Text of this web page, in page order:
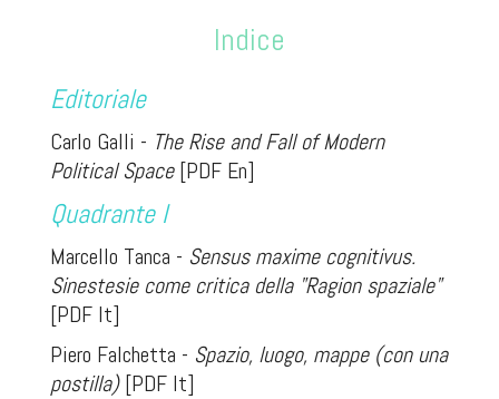
Indice
Editoriale
Carlo Galli - The Rise and Fall of Modern
Political Space[PDF En]
Quadrante I
Marcello Tanca - Sensus maxime cognitivus.
Sinestesie come critica della "Ragion spaziale"
[PDF It]
Piero Falchetta - Spazio, luogo, mappe (con una
postilla)[PDF It]